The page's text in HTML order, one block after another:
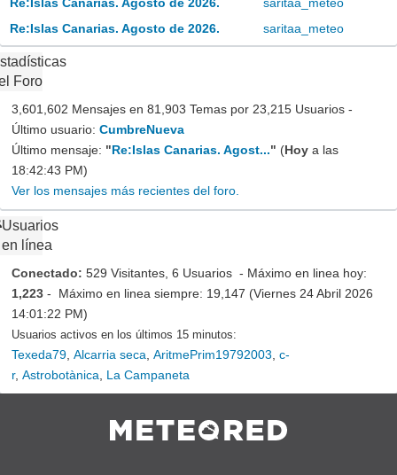
Re:Islas Canarias. Agosto de 2026.
saritaa_meteo
Foro
3,601,602 Mensajes en 81,903 Temas por 23,215 Usuarios -
Último usuario: CumbreNueva
Último mensaje: "Re:Islas Canarias. Agost..." (Hoy a las
18:42:43 PM)
Ver los mensajes más recientes del foro.
Usuarios
en línea
Conectado: 529 Visitantes, 6 Usuarios - Máximo en linea hoy:
1,223 - Máximo en linea siempre: 19,147 (Viernes 24 Abril 2026
14:01:22 PM)
Usuarios activos en los últimos 15 minutos:
Texeda79 Alcarria seca AritmePrim19792003 c-
r, Astrobotànica La Campaneta